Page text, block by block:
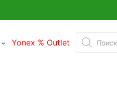
Yonex % Outlet
Поиск
товаров